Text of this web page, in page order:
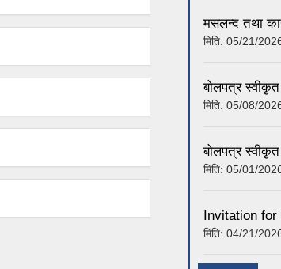
मसलन्द तथा
मिति: 05/21/
बोलपत्र
मिति: 05/08/
बोलपत्र
मिति: 05/01/
Invitation for
मिति: 04/21/